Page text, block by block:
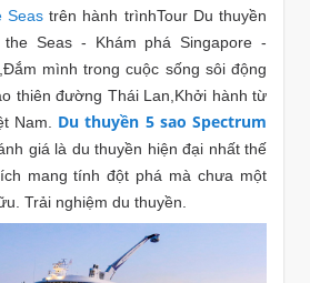
Seastrên hành trìnhTour Du thuyền
Seas - Khám phá Singapore -
mình trong cuộc sống sôi động
thiên đường Thái Lan,Khởi hành từ
Nam. Du thuyền 5 sao Spectrum
giá là du thuyền hiện đại nhất thế
mang tính đột phá mà chưa một
Trải nghiệm du thuyền.